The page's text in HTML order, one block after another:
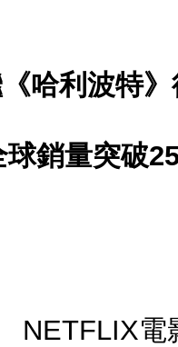
哈利波特
球銷量突破
電影